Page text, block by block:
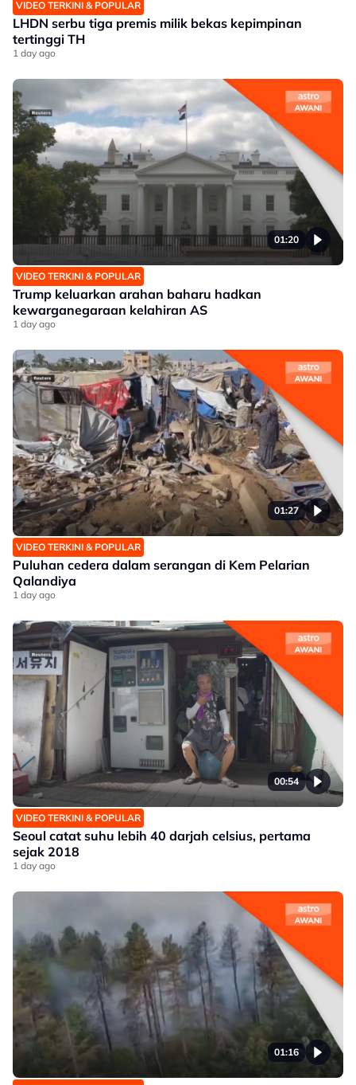
VIDEO TERKINI & POPULAR
LHDN serbu tiga premis milik bekas kepimpinan
tertinggi TH
1 day ago
01:20
VIDEO TERKINI & POPULAR
Trump keluarkan arahan baharu hadkan
kewarganegaraan kelahiran AS
1 day ago
01:27
VIDEO TERKINI & POPULAR
Puluhan cedera dalam serangan di Kem Pelarian
Qalandiya
1 day ago
00:54
VIDEO TERKINI & POPULAR
Seoul catat suhu lebih 40 darjah celsius, pertama
sejak 2018
1 day ago
01:16